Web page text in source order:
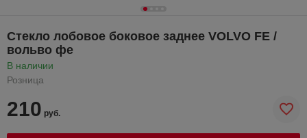
Стекло лобовое боковое заднее VOLVO FE /
вольво фе
В наличии
Розница
210 руб.